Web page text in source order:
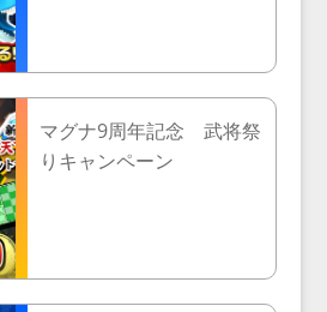
マグナ9周年記念 武将祭
りキャンペーン